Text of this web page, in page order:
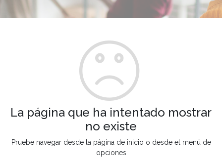
La página que ha intentado mostrar
no existe
Pruebe navegar desde la página de inicio o desde el menú de
opciones